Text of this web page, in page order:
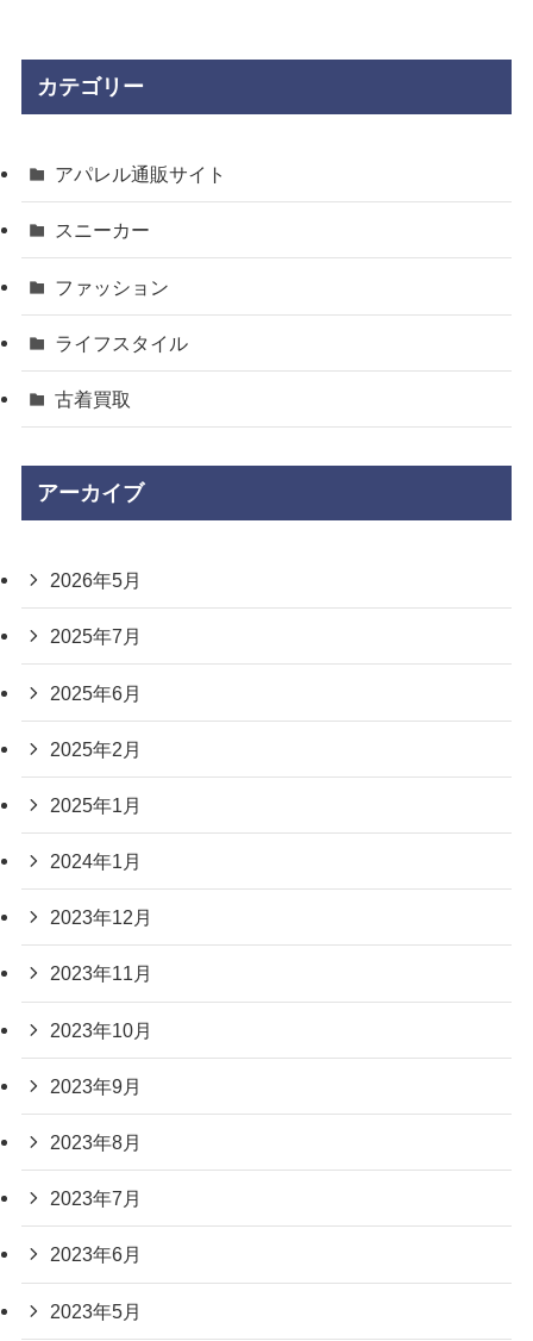
カテゴリー
アパレル通販サイト
スニーカー
ファッション
ライフスタイル
古着買取
アーカイブ
2026年5月
2025年7月
2025年6月
2025年2月
2025年1月
2024年1月
2023年12月
2023年11月
2023年10月
2023年9月
2023年8月
2023年7月
2023年6月
2023年5月